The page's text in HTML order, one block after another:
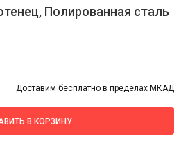
Полированная сталь
Доставим бесплатно в пределах МКАД
В КОРЗИНУ